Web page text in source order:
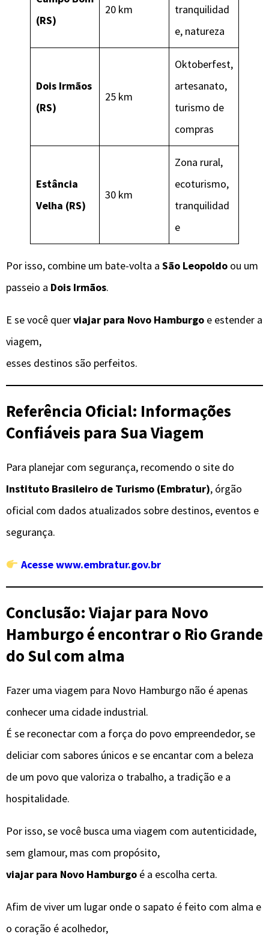
(RS)
20 km
tranquilidad
e, natureza
Dois Irmãos
(RS)
25 km
Oktoberfest,
artesanato,
turismo de
compras
Estância
Velha (RS)
30 km
Zona rural,
ecoturismo,
tranquilidad
e
Por isso, combine um bate-volta a São Leopoldo ou um
passeio a Dois Irmãos.
E se você querviajar para Novo Hamburgo e estender a
viagem,
esses destinos são perfeitos.
Referência Oficial: Informações
Confiáveis para Sua Viagem
Para planejar com segurança, recomendo o site do
Instituto Brasileiro de Turismo (Embratur), órgão
oficial com dados atualizados sobre destinos, eventos e
segurança.
Acesse www.embratur.gov.br
Conclusão: Viajar para Novo
Hamburgo é encontrar o Rio Grande
do Sul com alma
Fazer uma viagem para Novo Hamburgo não é apenas
conhecer uma cidade industrial.
É se reconectar com a força do povo empreendedor, se
deliciar com sabores únicos e se encantar com a beleza
de um povo que valoriza o trabalho, a tradição e a
hospitalidade.
Por isso, se você busca uma viagem com autenticidade,
sem glamour, mas com propósito,
viajar para Novo Hamburgo é a escolha certa.
Afim de viver um lugar onde o sapato é feito com alma e
o coração é acolhedor,